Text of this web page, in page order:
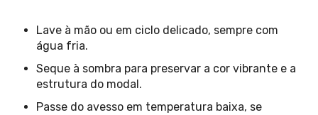
Lave à mão ou em ciclo delicado, sempre com
água fria.
Seque à sombra para preservar a cor vibrante e a
estrutura do modal.
Passe do avesso em temperatura baixa, se